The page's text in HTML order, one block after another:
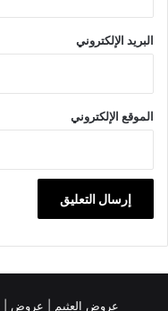
البريد الإلكتروني
الموقع الإلكتروني
عروض العثيم عروض